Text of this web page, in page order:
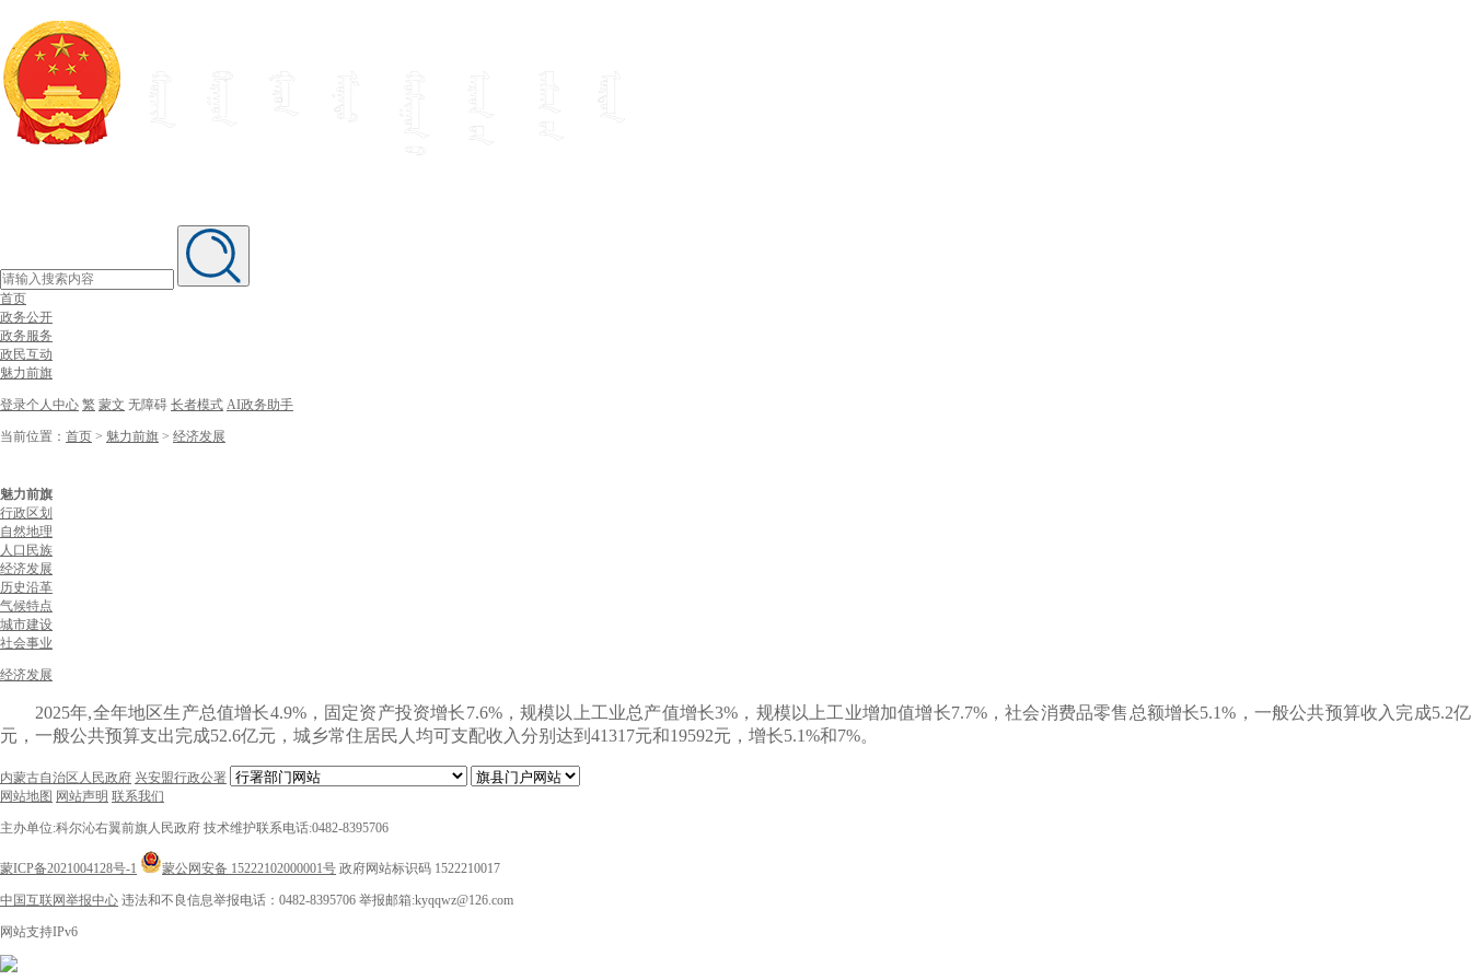
首页
政务公开
政务服务
政民互动
魅力前旗
登录个人中心 繁 蒙文 无障碍 长者模式 AI政务助手
当前位置： 首页 > 魅力前旗 > 经济发展
魅力前旗
行政区划
自然地理
人口民族
经济发展
历史沿革
气候特点
城市建设
社会事业
经济发展
2025年,全年地区生产总值增长4.9%，固定资产投资增长7.6%，规模以上工业总产值增长3%，规模以上工业增加值增长7.7%，社会消费品零售总额增长5.1%，一般公共预算收入完成5.2亿
元，一般公共预算支出完成52.6亿元，城乡常住居民人均可支配收入分别达到 41317元和19592元，增长5.1%和7%。
内蒙古自治区人民政府 兴安盟行政公署
网站地图 网站声明 联系我们
主办单位:科尔沁右翼前旗人民政府 技术维护联系电话:0482-8395706
蒙ICP备2021004128号-1 蒙公网安备 15222102000001号 政府网站标识码 1522210017
中国互联网举报中心 违法和不良信息举报电话：0482-8395706 举报邮箱:kyqqwz@126.com
网站支持IPv6